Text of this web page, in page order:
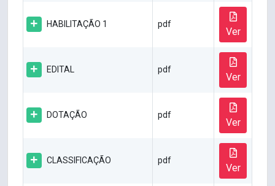
HABILITAÇÃO 1 pdf
Ver
EDITAL pdf
Ver
DOTAÇÃO pdf
Ver
CLASSIFICAÇÃO pdf
Ver